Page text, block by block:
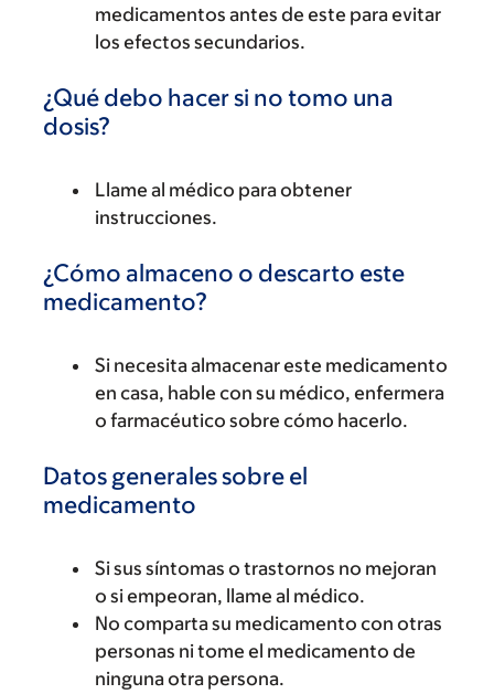
medicamentos antes de este para evitar
los efectos secundarios.
¿Qué debo hacer si no tomo una
dosis?
Llame al médico para obtener
instrucciones.
¿Cómo almaceno o descarto este
medicamento?
Si necesita almacenar este medicamento
en casa, hable con su médico, enfermera
o farmacéutico sobre cómo hacerlo.
Datos generales sobre el
medicamento
Si sus síntomas o trastornos no mejoran
o si empeoran, llame al médico.
No comparta su medicamento con otras
personas ni tome el medicamento de
ninguna otra persona.